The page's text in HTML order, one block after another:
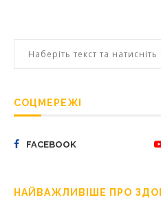
СОЦМЕРЕЖІ
FACEBOOK
НАЙВАЖЛИВІШЕ ПРО